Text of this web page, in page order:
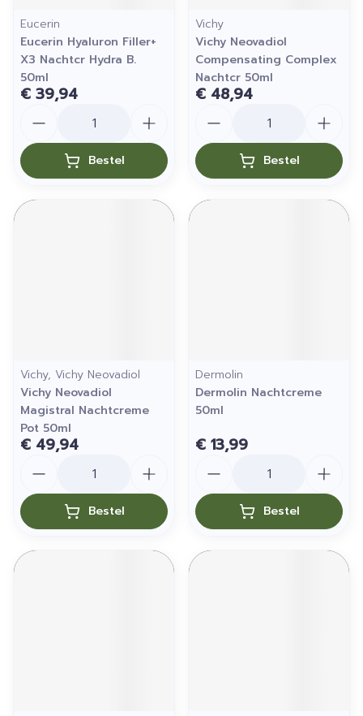
Eucerin
Eucerin Hyaluron Filler+
X3 Nachtcr Hydra B.
50ml
€ 39,94
Bestel
Vichy
Vichy Neovadiol
Compensating Complex
Nachtcr 50ml
€ 48,94
Bestel
Vichy, Vichy Neovadiol
Vichy Neovadiol
Magistral Nachtcreme
Pot 50ml
€ 49,94
Bestel
Dermolin
Dermolin Nachtcreme
50ml
€ 13,99
Bestel